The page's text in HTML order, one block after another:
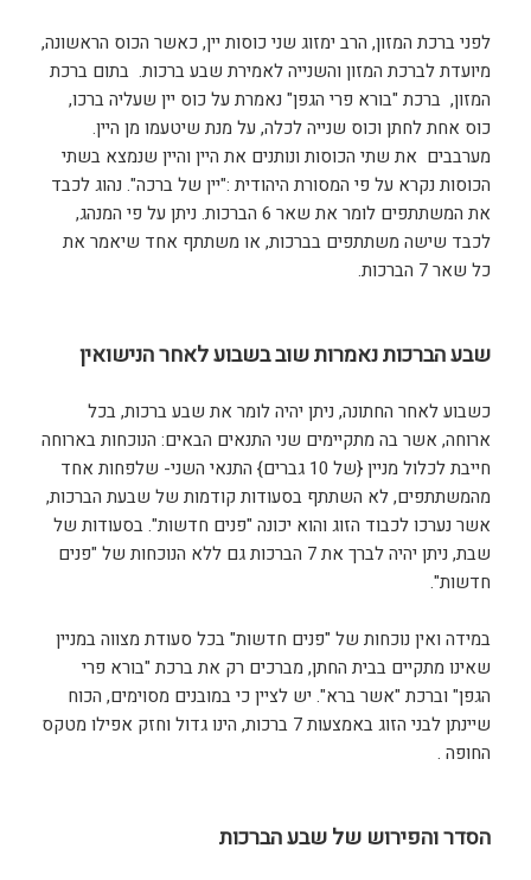
לפני ברכת המזון, הרב ימזוג שני כוסות יין, כאשר הכוס הראשונה,
מיועדת לברכת המזון והשנייה לאמירת שבע ברכות. בתום ברכת
המזון, ברכת "בורא פרי הגפן" נאמרת על כוס יין שעליה ברכו,
כוס אחת לחתן וכוס שנייה לכלה, על מנת שיטעמו מן היין.
מערבבים את שתי הכוסות ונותנים את היין והיין שנמצא בשתי
הכוסות נקרא על פי המסורת היהודית :"יין של ברכה". נהוג לכבד
את המשתתפים לומר את שאר 6 הברכות. ניתן על פי המנהג,
לכבד שישה משתתפים בברכות, או משתתף אחד שיאמר את
כל שאר 7 הברכות.
שבע הברכות נאמרות שוב בשבוע לאחר הנישואין
כשבוע לאחר החתונה, ניתן יהיה לומר את שבע ברכות, בכל
ארוחה, אשר בה מתקיימים שני התנאים הבאים: הנוכחות בארוחה
חייבת לכלול מניין {של 10 גברים} התנאי השני- שלפחות אחד
מהמשתתפים, לא השתתף בסעודות קודמות של שבעת הברכות,
אשר נערכו לכבוד הזוג והוא יכונה "פנים חדשות". בסעודות של
שבת, ניתן יהיה לברך את 7 הברכות גם ללא הנוכחות של "פנים
חדשות".
במידה ואין נוכחות של "פנים חדשות" בכל סעודת מצווה במניין
שאינו מתקיים בבית החתן, מברכים רק את ברכת "בורא פרי
הגפן" וברכת "אשר ברא". יש לציין כי במובנים מסוימים, הכוח
שיינתן לבני הזוג באמצעות 7 ברכות, הינו גדול וחזק אפילו מטקס
החופה .
הסדר והפירוש של שבע הברכות